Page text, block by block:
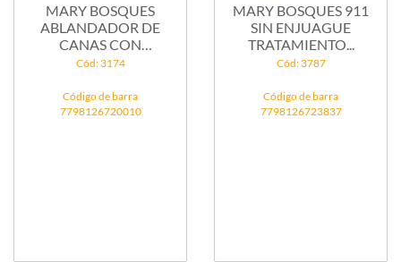
MARY BOSQUES
ABLANDADOR DE
CANAS CON
EXTRACTO DE...
Cód: 3174
Código de barra
7798126720010
MARY BOSQUES 911
SIN ENJUAGUE
TRATAMIENTO...
Cód: 3787
Código de barra
7798126723837